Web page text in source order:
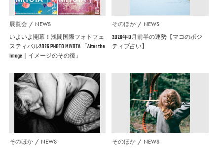
展覧会 NEWS
いよいよ開幕！浅間国際フォトフェ
スティバル2026 PHOTO MIYOTA 「After the
Image｜イメージのその後」
そのほか NEWS
2026年8月前半の運勢【マコのポジ
ティブ占い】
そのほか NEWS そのほか NEWS